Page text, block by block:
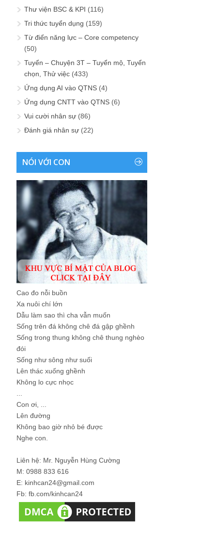
Thư viện BSC & KPI (116)
Tri thức tuyển dụng (159)
Từ điển năng lực – Core competency
(50)
Tuyển – Chuyện 3T – Tuyển mộ, Tuyển
chọn, Thử việc (433)
Ứng dụng AI vào QTNS (4)
Ứng dụng CNTT vào QTNS (6)
Vui cười nhân sự (86)
Đánh giá nhân sự (22)
NÓI VỚI CON
Cao đo nỗi buồn
Xa nuôi chí lớn
Dẫu làm sao thì cha vẫn muốn
Sống trên đá không chê đá gập ghềnh
Sống trong thung không chê thung nghèo
đói
Sống như sông như suối
Lên thác xuống ghềnh
Không lo cực nhọc
Con ơi, ...
Lên đường
Không bao giờ nhỏ bé được
Nghe con.
Liên hệ: Mr. Nguyễn Hùng Cường
M: 0988 833 616
E: kinhcan24@gmail.com
Fb: fb.com/kinhcan24